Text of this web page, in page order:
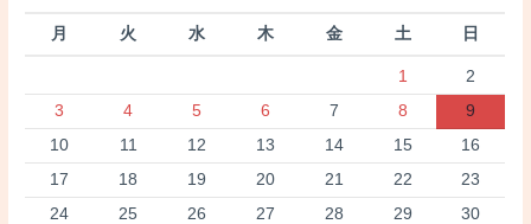
月 火 水 木 金 土 日
1
2
3
4 5 6 7 8
9
10
11 12 13 14 15
16
17
18 19 20 21 22
23
24
25 26 27 28 29
30